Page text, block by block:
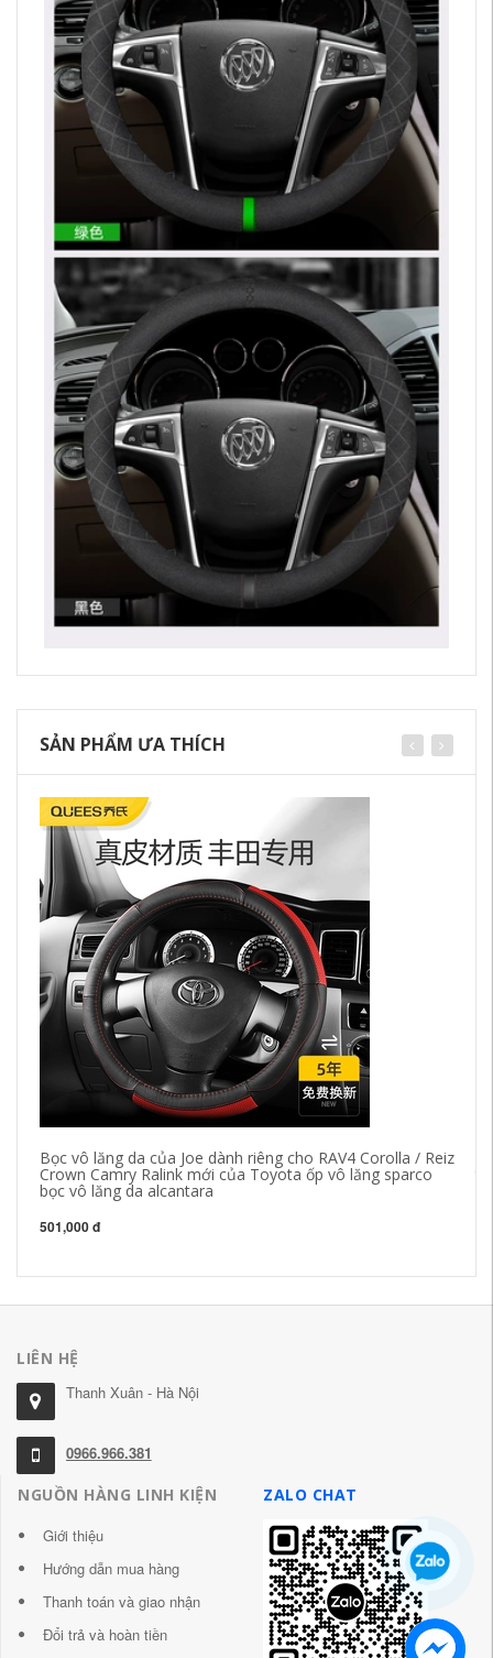
SẢN PHẨM ƯA THÍCH
Bọc vô lăng da của Joe dành riêng cho RAV4 Corolla / Reiz
Crown Camry Ralink mới của Toyota ốp vô lăng sparco
bọc vô lăng da alcantara
501,000 đ
LIÊN HỆ
Thanh Xuân - Hà Nội
0966.966.381
NGUỒN HÀNG LINH KIỆN
Giới thiệu
Hướng dẫn mua hàng
Thanh toán và giao nhận
Đổi trả và hoàn tiền
ZALO CHAT